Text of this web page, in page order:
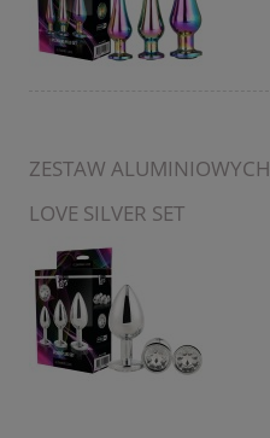
ZESTAW
LOVE SILVER SET